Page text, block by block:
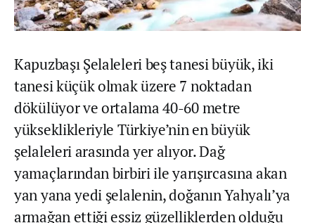
Kapuzbaşı Şelaleleri beş tanesi büyük, iki
tanesi küçük olmak üzere 7 noktadan
dökülüyor ve ortalama 40-60 metre
yükseklikleriyle Türkiye’nin en büyük
şelaleleri arasında yer alıyor. Dağ
yamaçlarından birbiri ile yarışırcasına akan
yan yana yedi şelalenin, doğanın Yahyalı’ya
armağan ettiği eşsiz güzelliklerden olduğu